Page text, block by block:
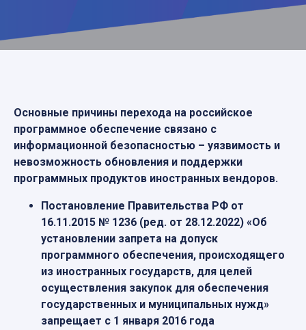
Основные причины перехода на российское
программное обеспечение связано с
информационной безопасностью – уязвимость и
невозможность обновления и поддержки
программных продуктов иностранных вендоров.
Постановление Правительства РФ от
16.11.2015 № 1236 (ред. от 28.12.2022) «Об
установлении запрета на допуск
программного обеспечения, происходящего
из иностранных государств, для целей
осуществления закупок для обеспечения
государственных и муниципальных нужд»
запрещает с 1 января 2016 года